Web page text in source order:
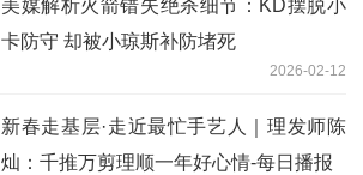
美媒解析火箭错失绝杀细节：KD摆脱小
卡防守 却被小琼斯补防堵死
2026-02-12
新春走基层·走近最忙手艺人｜理发师陈
灿：千推万剪理顺一年好心情-每日播报